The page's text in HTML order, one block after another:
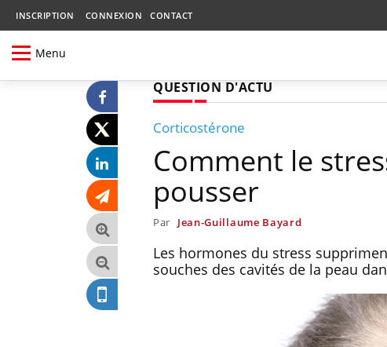
INSCRIPTION CONNEXION CONTACT
Menu
QUESTION D'ACTU
Corticostérone
Comment le
pousser
Par Jean-Guillaume Bayard
Les hormones du stress
souches des cavités de la peau